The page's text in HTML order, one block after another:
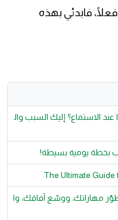
فابدئي بهذه
الاستماع؟ إليك السبب وال
بخطة يومية بسيطة!
The Ultimate Guide
مهاراتك، ووسّع آفاقك، وا